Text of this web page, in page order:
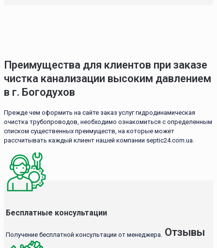
Преимущества для клиентов при заказе
чистка канализации высоким давлением
в г. Богодухов
Прежде чем оформить на сайте заказ услуг гидродинамическая
очистка трубопроводов, необходимо ознакомиться с определенным
списком существенных преимуществ, на которые может
рассчитывать каждый клиент нашей компании septic24.com.ua.
Бесплатные консультации
Получение бесплатной консультации от менеджера. Отзывы